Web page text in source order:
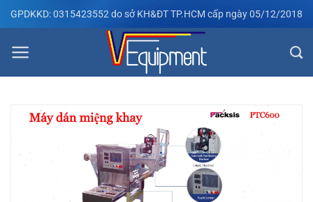
Bỏ
qua
nội
dung
GPDKKD: 0315423552 do sở KH&ĐT TP.HCM cấp ngày 05/12/2018